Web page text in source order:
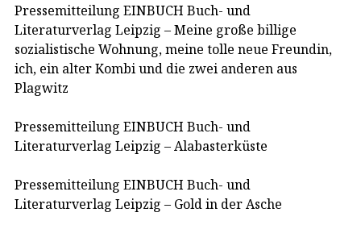
Pressemitteilung EINBUCH Buch- und
Literaturverlag Leipzig – Meine große billige
sozialistische Wohnung, meine tolle neue Freundin,
ich, ein alter Kombi und die zwei anderen aus
Plagwitz
Pressemitteilung EINBUCH Buch- und
Literaturverlag Leipzig – Alabasterküste
Pressemitteilung EINBUCH Buch- und
Literaturverlag Leipzig – Gold in der Asche